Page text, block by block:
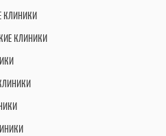
КЛИНИКИ
КЛИНИКИ